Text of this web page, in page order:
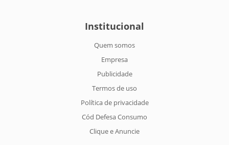
Institucional
Quem somos
Empresa
Publicidade
Termos de uso
Política de privacidade
Cód Defesa Consumo
Clique e Anuncie